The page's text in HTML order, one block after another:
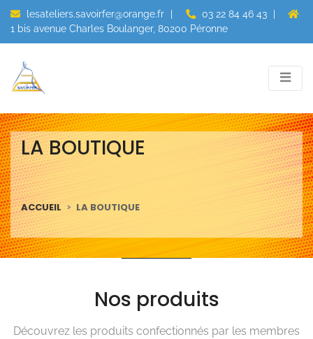
lesateliers.savoirfer@orange.fr 03 22 84 46 43
1 bis avenue Charles Boulanger, 80200 Péronne
LA BOUTIQUE
ACCUEIL LA BOUTIQUE
Nos produits
Découvrez les produits confectionnés par les membres